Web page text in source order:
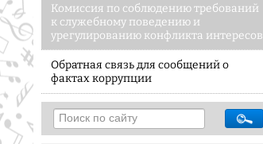
Комиссия по соблюдению требований
к служебному поведению и
урегулированию конфликта интересов
Обратная связь для сообщений о
фактах коррупции